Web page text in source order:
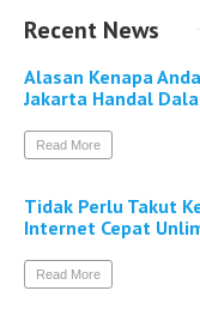
Recent News
Alasan Kenapa
Jakarta Handal
Read More
Tidak Perlu Takut
Internet Cepat
Read More